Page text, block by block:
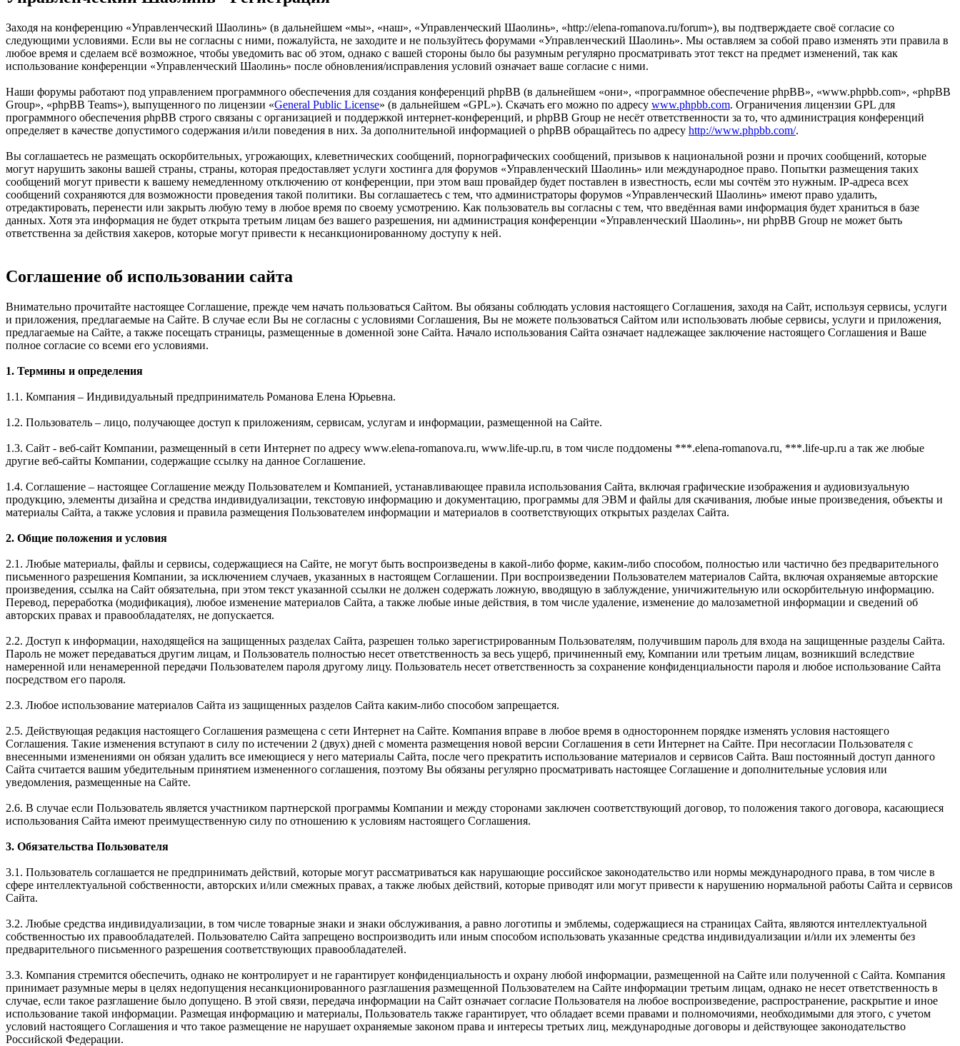
Заходя на конференцию «Управленческий Шаолинь» (в дальнейшем «мы», «наш», «Управленческий Шаолинь», «http://elena-romanova.ru/forum»), вы подтверждаете своё согласие со
следующими условиями. Если вы не согласны с ними, пожалуйста, не заходите и не пользуйтесь форумами «Управленческий Шаолинь». Мы оставляем за собой право изменять эти правила в
любое время и сделаем всё возможное, чтобы уведомить вас об этом, однако с вашей стороны было бы разумным регулярно просматривать этот текст на предмет изменений, так как
использование конференции «Управленческий Шаолинь» после обновления/исправления условий означает ваше согласие с ними.
Наши форумы работают под управлением программного обеспечения для создания конференций phpBB (в дальнейшем «они», «программное обеспечение phpBB», «www.phpbb.com», «phpBB
Group», «phpBB Teams»), выпущенного по лицензии «General Public License» (в дальнейшем «GPL»). Скачать его можно по адресу www.phpbb.com. Ограничения лицензии GPL для
программного обеспечения phpBB строго связаны с организацией и поддержкой интернет-конференций, и phpBB Group не несёт ответственности за то, что администрация конференций
определяет в качестве допустимого содержания и/или поведения в них. За дополнительной информацией о phpBB обращайтесь по адресу http://www.phpbb.com/.
Вы соглашаетесь не размещать оскорбительных, угрожающих, клеветнических сообщений, порнографических сообщений, призывов к национальной розни и прочих сообщений, которые
могут нарушить законы вашей страны, страны, которая предоставляет услуги хостинга для форумов «Управленческий Шаолинь» или международное право. Попытки размещения таких
сообщений могут привести к вашему немедленному отключению от конференции, при этом ваш провайдер будет поставлен в известность, если мы сочтём это нужным. IP-адреса всех
сообщений сохраняются для возможности проведения такой политики. Вы соглашаетесь с тем, что администраторы форумов «Управленческий Шаолинь» имеют право удалить,
отредактировать, перенести или закрыть любую тему в любое время по своему усмотрению. Как пользователь вы согласны с тем, что введённая вами информация будет храниться в базе
данных. Хотя эта информация не будет открыта третьим лицам без вашего разрешения, ни администрация конференции «Управленческий Шаолинь», ни phpBB Group не может быть
ответственна за действия хакеров, которые могут привести к несанкционированному доступу к ней.
Соглашение об использовании сайта
Внимательно прочитайте настоящее Соглашение, прежде чем начать пользоваться Сайтом. Вы обязаны соблюдать условия настоящего Соглашения, заходя на Сайт, используя сервисы, услуги
и приложения, предлагаемые на Сайте. В случае если Вы не согласны с условиями Соглашения, Вы не можете пользоваться Сайтом или использовать любые сервисы, услуги и приложения,
предлагаемые на Сайте, а также посещать страницы, размещенные в доменной зоне Сайта. Начало использования Сайта означает надлежащее заключение настоящего Соглашения и Ваше
полное согласие со всеми его условиями.
1. Термины и определения
1.1. Компания – Индивидуальный предприниматель Романова Елена Юрьевна.
1.2. Пользователь – лицо, получающее доступ к приложениям, сервисам, услугам и информации, размещенной на Сайте.
1.3. Сайт - веб-сайт Компании, размещенный в сети Интернет по адресу www.elena-romanova.ru, www.life-up.ru, в том числе поддомены ***.elena-romanova.ru, ***.life-up.ru а так же любые
другие веб-сайты Компании, содержащие ссылку на данное Соглашение.
1.4. Соглашение – настоящее Соглашение между Пользователем и Компанией, устанавливающее правила использования Сайта, включая графические изображения и аудиовизуальную
продукцию, элементы дизайна и средства индивидуализации, текстовую информацию и документацию, программы для ЭВМ и файлы для скачивания, любые иные произведения, объекты и
материалы Сайта, а также условия и правила размещения Пользователем информации и материалов в соответствующих открытых разделах Сайта.
2. Общие положения и условия
2.1. Любые материалы, файлы и сервисы, содержащиеся на Сайте, не могут быть воспроизведены в какой-либо форме, каким-либо способом, полностью или частично без предварительного
письменного разрешения Компании, за исключением случаев, указанных в настоящем Соглашении. При воспроизведении Пользователем материалов Сайта, включая охраняемые авторские
произведения, ссылка на Сайт обязательна, при этом текст указанной ссылки не должен содержать ложную, вводящую в заблуждение, уничижительную или оскорбительную информацию.
Перевод, переработка (модификация), любое изменение материалов Сайта, а также любые иные действия, в том числе удаление, изменение до малозаметной информации и сведений об
авторских правах и правообладателях, не допускается.
2.2. Доступ к информации, находящейся на защищенных разделах Сайта, разрешен только зарегистрированным Пользователям, получившим пароль для входа на защищенные разделы Сайта.
Пароль не может передаваться другим лицам, и Пользователь полностью несет ответственность за весь ущерб, причиненный ему, Компании или третьим лицам, возникший вследствие
намеренной или ненамеренной передачи Пользователем пароля другому лицу. Пользователь несет ответственность за сохранение конфиденциальности пароля и любое использование Сайта
посредством его пароля.
2.3. Любое использование материалов Сайта из защищенных разделов Сайта каким-либо способом запрещается.
2.5. Действующая редакция настоящего Соглашения размещена с сети Интернет на Сайте. Компания вправе в любое время в одностороннем порядке изменять условия настоящего
Соглашения. Такие изменения вступают в силу по истечении 2 (двух) дней с момента размещения новой версии Соглашения в сети Интернет на Сайте. При несогласии Пользователя с
внесенными изменениями он обязан удалить все имеющиеся у него материалы Сайта, после чего прекратить использование материалов и сервисов Сайта. Ваш постоянный доступ данного
Сайта считается вашим убедительным принятием измененного соглашения, поэтому Вы обязаны регулярно просматривать настоящее Соглашение и дополнительные условия или
уведомления, размещенные на Сайте.
2.6. В случае если Пользователь является участником партнерской программы Компании и между сторонами заключен соответствующий договор, то положения такого договора, касающиеся
использования Сайта имеют преимущественную силу по отношению к условиям настоящего Соглашения.
3. Обязательства Пользователя
3.1. Пользователь соглашается не предпринимать действий, которые могут рассматриваться как нарушающие российское законодательство или нормы международного права, в том числе в
сфере интеллектуальной собственности, авторских и/или смежных правах, а также любых действий, которые приводят или могут привести к нарушению нормальной работы Сайта и сервисов
Сайта.
3.2. Любые средства индивидуализации, в том числе товарные знаки и знаки обслуживания, а равно логотипы и эмблемы, содержащиеся на страницах Сайта, являются интеллектуальной
собственностью их правообладателей. Пользователю Сайта запрещено воспроизводить или иным способом использовать указанные средства индивидуализации и/или их элементы без
предварительного письменного разрешения соответствующих правообладателей.
3.3. Компания стремится обеспечить, однако не контролирует и не гарантирует конфиденциальность и охрану любой информации, размещенной на Сайте или полученной с Сайта. Компания
принимает разумные меры в целях недопущения несанкционированного разглашения размещенной Пользователем на Сайте информации третьим лицам, однако не несет ответственность в
случае, если такое разглашение было допущено. В этой связи, передача информации на Сайт означает согласие Пользователя на любое воспроизведение, распространение, раскрытие и иное
использование такой информации. Размещая информацию и материалы, Пользователь также гарантирует, что обладает всеми правами и полномочиями, необходимыми для этого, с учетом
условий настоящего Соглашения и что такое размещение не нарушает охраняемые законом права и интересы третьих лиц, международные договоры и действующее законодательство
Российской Федерации.